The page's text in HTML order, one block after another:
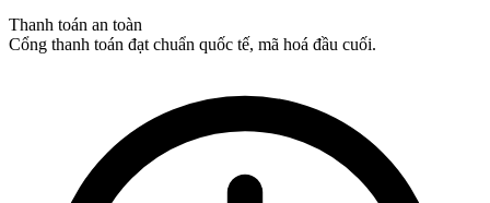
Thanh toán an toàn
Cổng thanh toán đạt chuẩn quốc tế, mã hoá đầu cuối.